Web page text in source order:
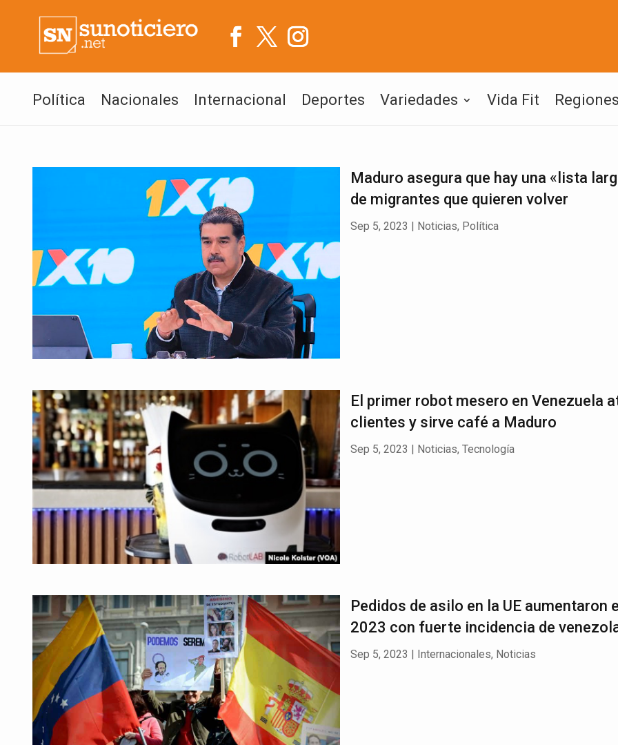
Política Nacionales Internacional Deportes Variedades Vida Fit
Maduro asegura que hay una «lista
de migrantes que quieren volver
Sep 5, 2023 | Noticias, Política
El primer robot mesero en Venezuela
clientes y sirve café a Maduro
Sep 5, 2023 Noticias, Tecnología
Pedidos de asilo en la UE aumentaron
2023 con fuerte incidencia de
Sep 5, 2023 | Internacionales, Noticias